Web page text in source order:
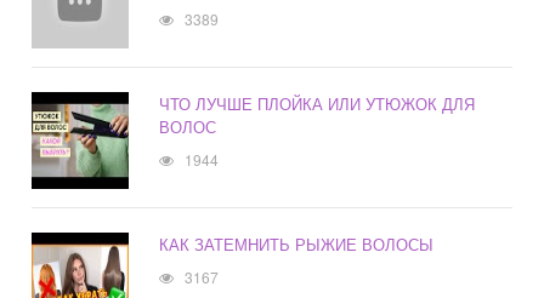
3389
ЧТО ЛУЧШЕ ПЛОЙКА ИЛИ УТЮЖОК ДЛЯ
ВОЛОС
1944
КАК ЗАТЕМНИТЬ РЫЖИЕ ВОЛОСЫ
3167